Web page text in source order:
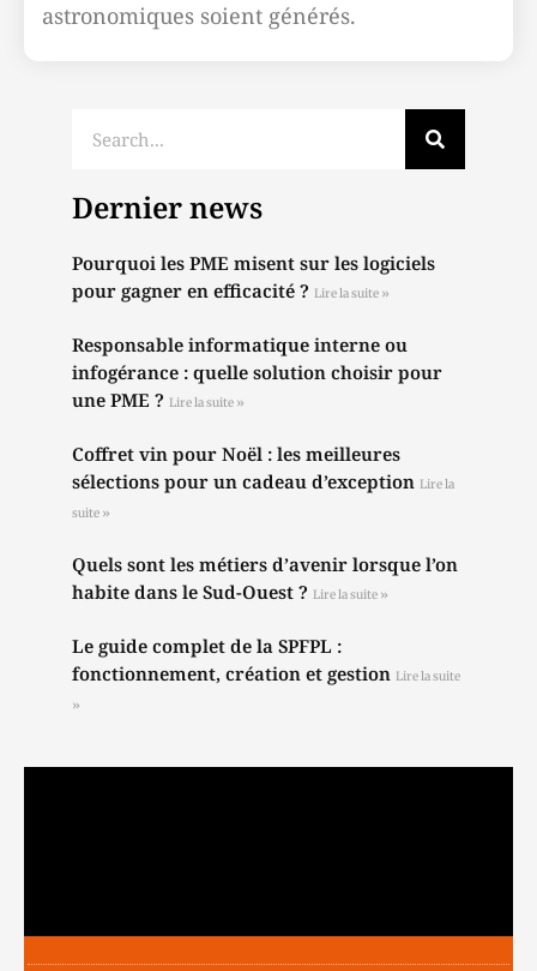
astronomiques soient générés.
Dernier news
Pourquoi les PME misent sur les logiciels
pour gagner en efficacité ? Lire la suite »
Responsable informatique interne ou
infogérance : quelle solution choisir pour
une PME ? Lire la suite »
Coffret vin pour Noël : les meilleures
sélections pour un cadeau d’exception Lire la
suite »
Quels sont les métiers d’avenir lorsque l’on
habite dans le Sud-Ouest ? Lire la suite »
Le guide complet de la SPFPL :
fonctionnement, création et gestion Lire la suite
»